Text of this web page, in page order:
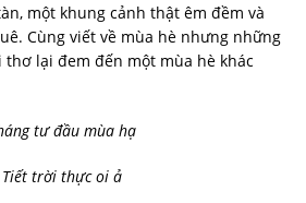
một khung cảnh thật êm đềm và
Cùng viết về mùa hè nhưng những
lại đem đến một mùa hè khác
tư đầu mùa hạ
Tiết trời thực oi ả